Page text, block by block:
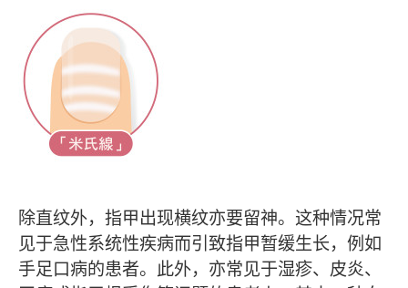
除直纹外，指甲出现横纹亦要留神。这种情况常
见于急性系统性疾病而引致指甲暂缓生长，例如
手足口病的患者。此外，亦常见于湿疹、皮炎、